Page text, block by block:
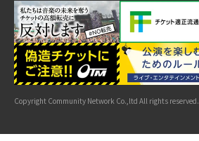
結果
よくあるご質問
はじめてガイド
公演中止・変更
サイトマップ
利用規約
特商法に基づく
表示
カスタマーハラ
スメントへの対
応指針
Copyright Community Network Co.,ltd All rights reserved.